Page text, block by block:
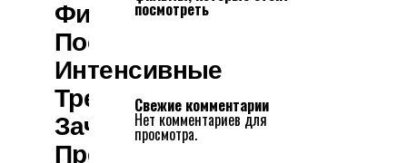
Фитнеса, Регулярно
Посещая
Интенсивные
Тренировки,
Зачастую
посмотреть
Свежие комментарии
Нет комментариев для
просмотра.